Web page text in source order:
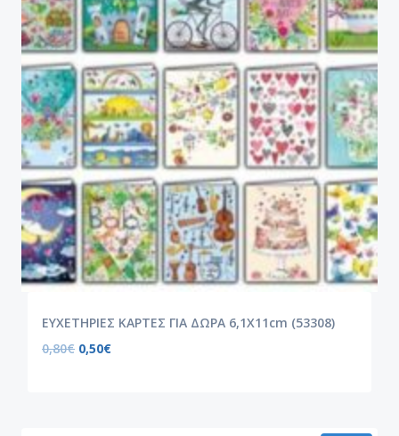
ΕΥΧΕΤΗΡΙΕΣ ΚΑΡΤΕΣ ΓΙΑ ΔΩΡΑ 6,1Χ11cm (53308)
0,80€ 0,50€